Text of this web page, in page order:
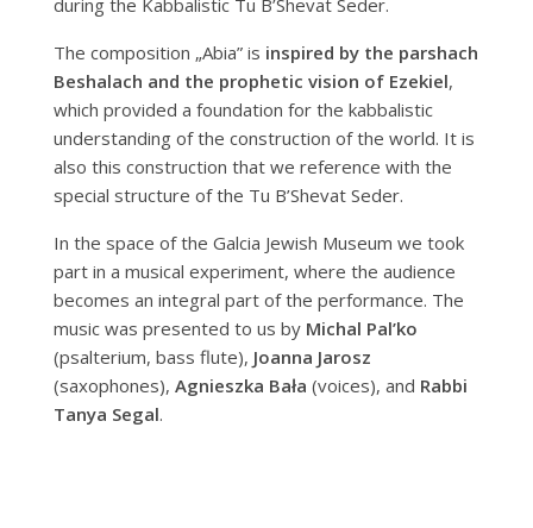
during the Kabbalistic Tu B’Shevat Seder.
The composition „Abia” is inspired by the parshach
Beshalach and the prophetic vision of Ezekiel,
which provided a foundation for the kabbalistic
understanding of the construction of the world. It is
also this construction that we reference with the
special structure of the Tu B’Shevat Seder.
In the space of the Galcia Jewish Museum we took
part in a musical experiment, where the audience
becomes an integral part of the performance. The
music was presented to us by Michal Pal’ko
(psalterium, bass flute), Joanna Jarosz
(saxophones), Agnieszka Bała (voices), and Rabbi
Tanya Segal.